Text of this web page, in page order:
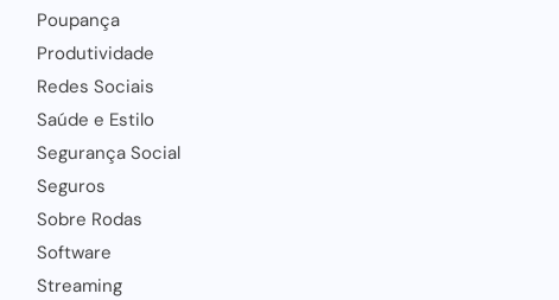
Poupança
Produtividade
Redes Sociais
Saúde e Estilo
Segurança Social
Seguros
Sobre Rodas
Software
Streaming